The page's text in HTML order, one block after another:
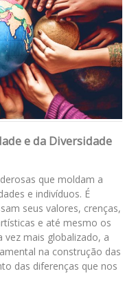
e da Diversidade
que moldam a
e indivíduos. É
seus valores, crenças,
e até mesmo os
vez mais globalizado, a
na construção das
das diferenças que nos